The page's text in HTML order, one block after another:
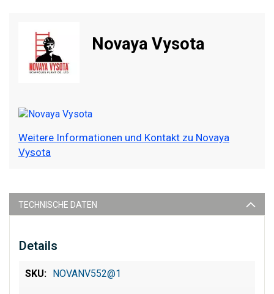
Novaya Vysota
Weitere Informationen und Kontakt zu Novaya
Vysota
TECHNISCHE DATEN
Details
NOVANV552@1